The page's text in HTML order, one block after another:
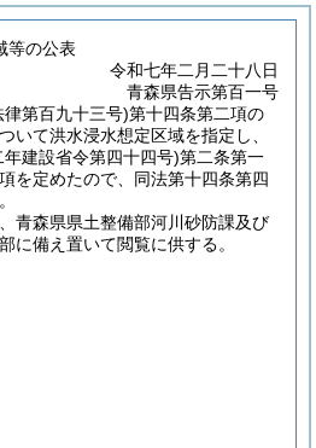
等の公表
令和七年二月二十八日
青森県告示第百一号
第百九十三号)第十四条第二項の
いて洪水浸水想定区域を指定し、
建設省令第四十四号)第二条第一
を定めたので、同法第十四条第四
青森県県土整備部河川砂防課及び
に備え置いて閲覧に供する。